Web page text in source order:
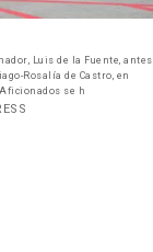
Luis de la Fuente, antes
Rosalía de Castro, en
se h